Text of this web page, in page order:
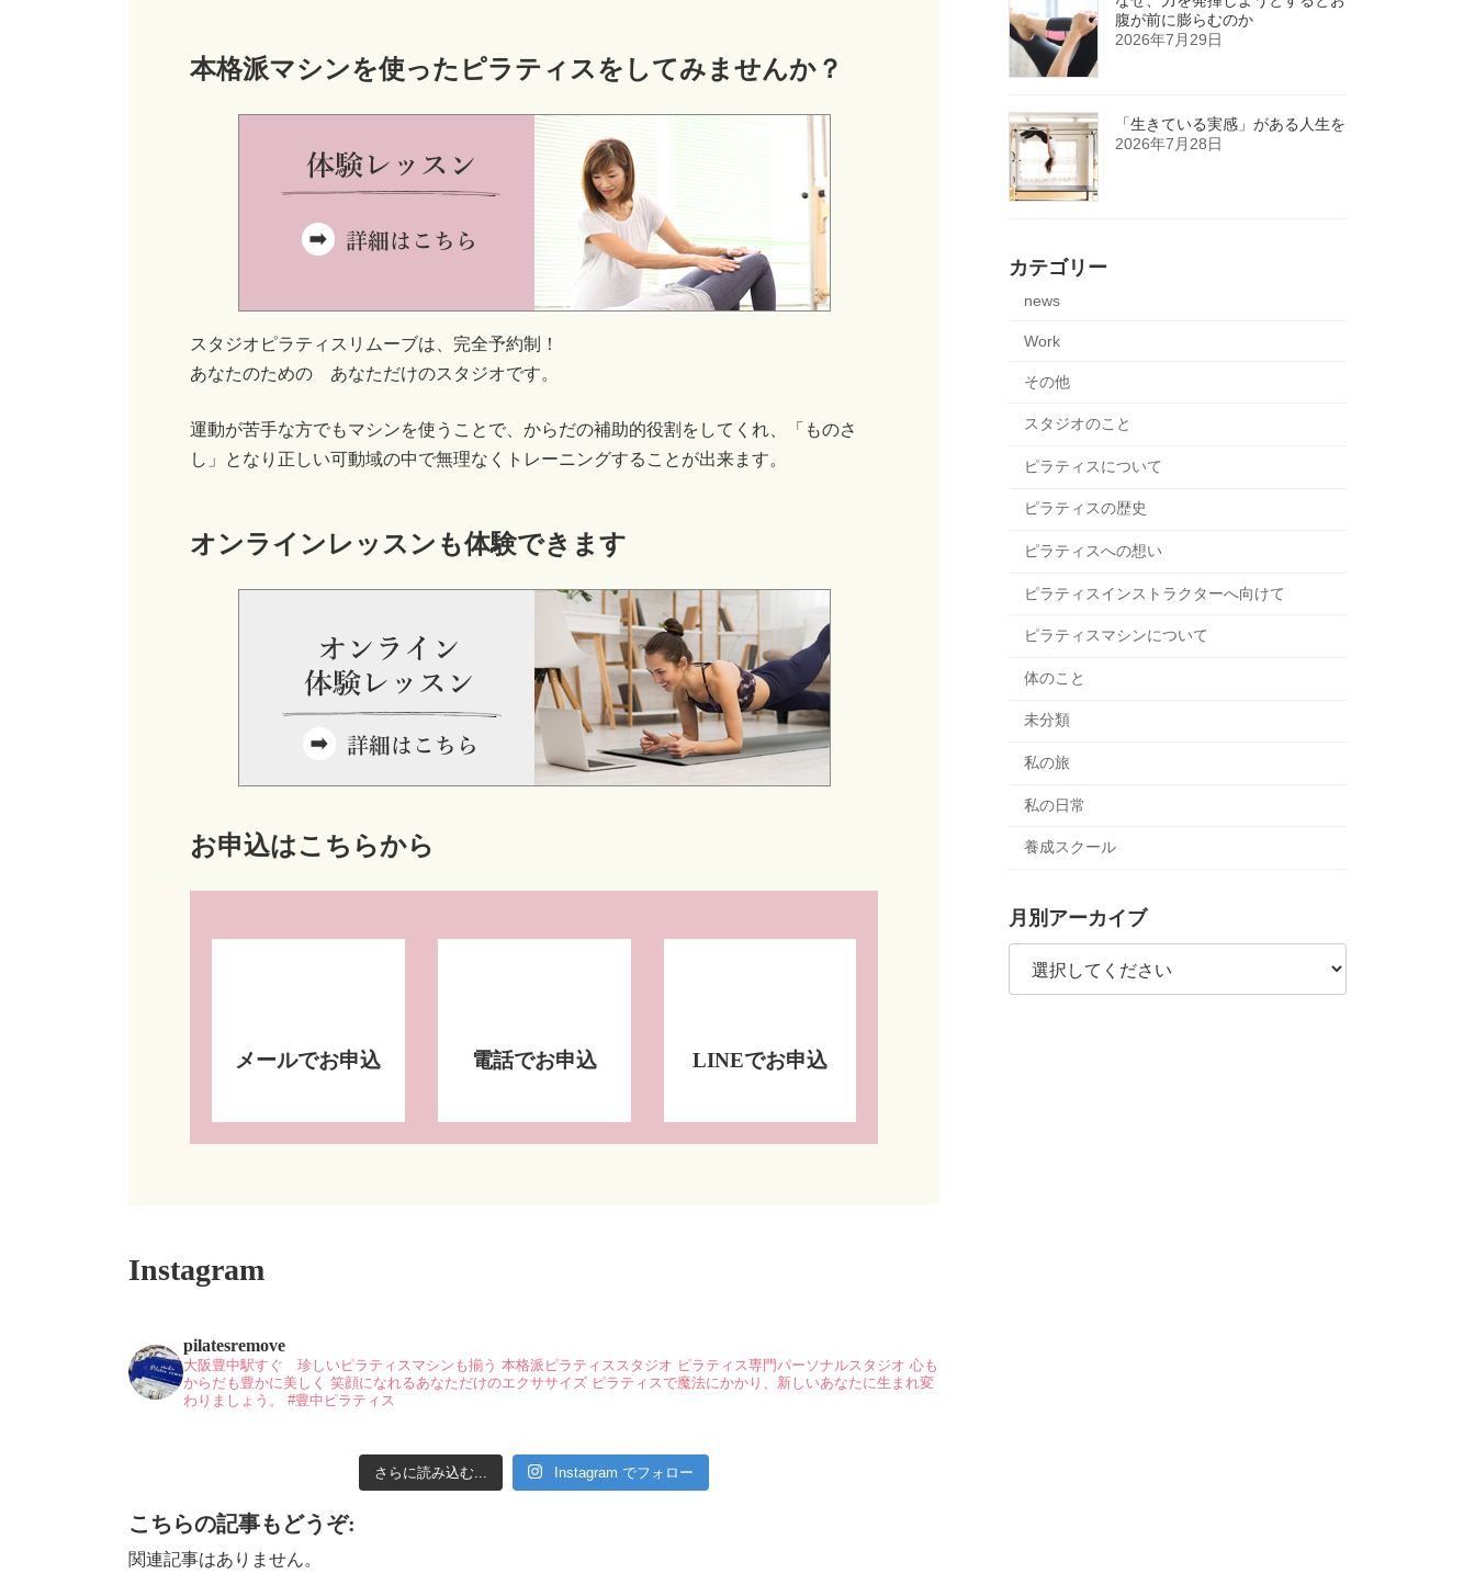
本格派マシンを使ったピラティスをしてみませんか？
スタジオピラティスリムーブは、完全予約制！
あなたのための あなただけのスタジオです。
運動が苦手な方でもマシンを使うことで、からだの補助的役割をしてくれ、「ものさ
し」となり正しい可動域の中で無理なくトレーニングすることが出来ます。
オンラインレッスンも体験できます
お申込はこちらから
メールでお申込 電話でお申込 LINEでお申込
Instagram
pilatesremove
大阪豊中駅すぐ 珍しいピラティスマシンも揃う 本格派ピラティススタジオ ピラティス専門パーソナルスタジオ 心も
からだも豊かに美しく 笑顔になれるあなただけのエクササイズ ピラティスで魔法にかかり、新しいあなたに生まれ変
わりましょう。
#豊中ピラティス
さらに読み込む... Instagram でフォロー
こちらの記事もどうぞ:
関連記事はありません。
腹が前に膨らむのか
2026年7月29日
「生きている実感」がある人生を
2026年7月28日
カテゴリー
news
Work
その他
スタジオのこと
ピラティスについて
ピラティスの歴史
ピラティスへの想い
ピラティスインストラクターへ向けて
ピラティスマシンについて
体のこと
未分類
私の旅
私の日常
養成スクール
月別アーカイブ